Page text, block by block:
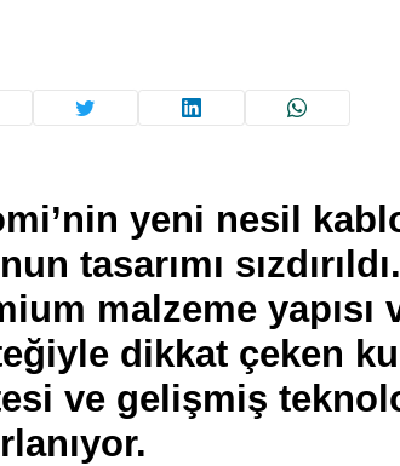
yeni nesil
tasarımı
malzeme yapısı
dikkat çeken
ve gelişmiş